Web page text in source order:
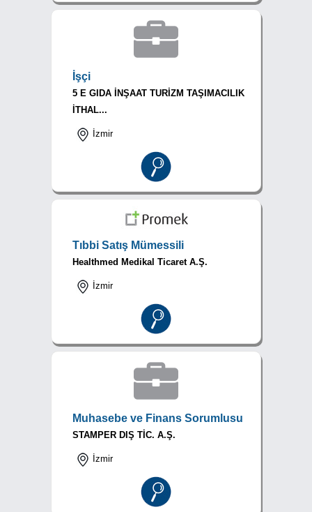
İşçi
5 E GIDA İNŞAAT TURİZM TAŞIMACILIK
İTHAL...
İzmir
Tıbbi Satış Mümessili
Healthmed Medikal Ticaret A.Ş.
İzmir
Muhasebe ve Finans Sorumlusu
STAMPER DIŞ TİC. A.Ş.
İzmir